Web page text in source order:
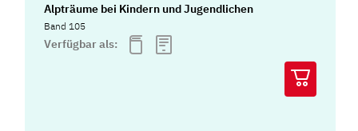
Alpträume bei Kindern und Jugendlichen
Band 105
Verfügbar als: